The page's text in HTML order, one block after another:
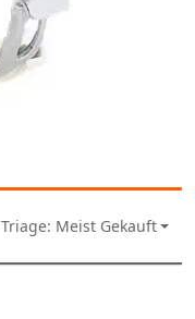
Triage: Meist Gekauft